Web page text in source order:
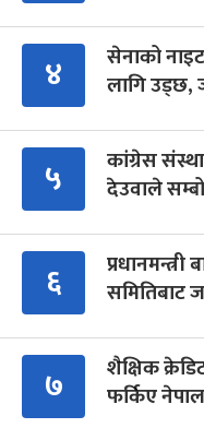
४
सेनाको
लागि उड्छ,
५
कांग्रेस
देउवाले
६
समितिबाट
७
शैक्षिक
फर्किए